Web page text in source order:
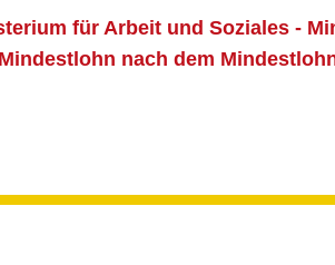
für Arbeit und Soziales -
nach dem